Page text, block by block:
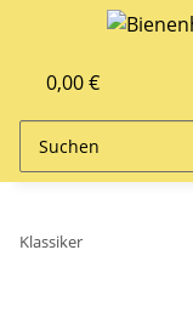
0,00 €
Klassiker